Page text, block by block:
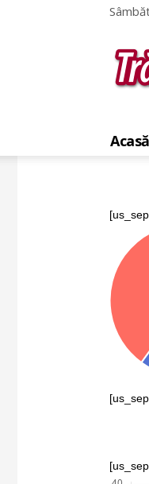
cu
Simona
Acasă